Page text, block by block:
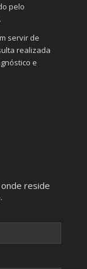
pelo
servir de
realizada
e
que
reside